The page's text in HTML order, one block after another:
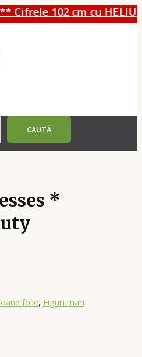
102 cm cu HELIU -
CAUTĂ
*
folie, Figuri mari